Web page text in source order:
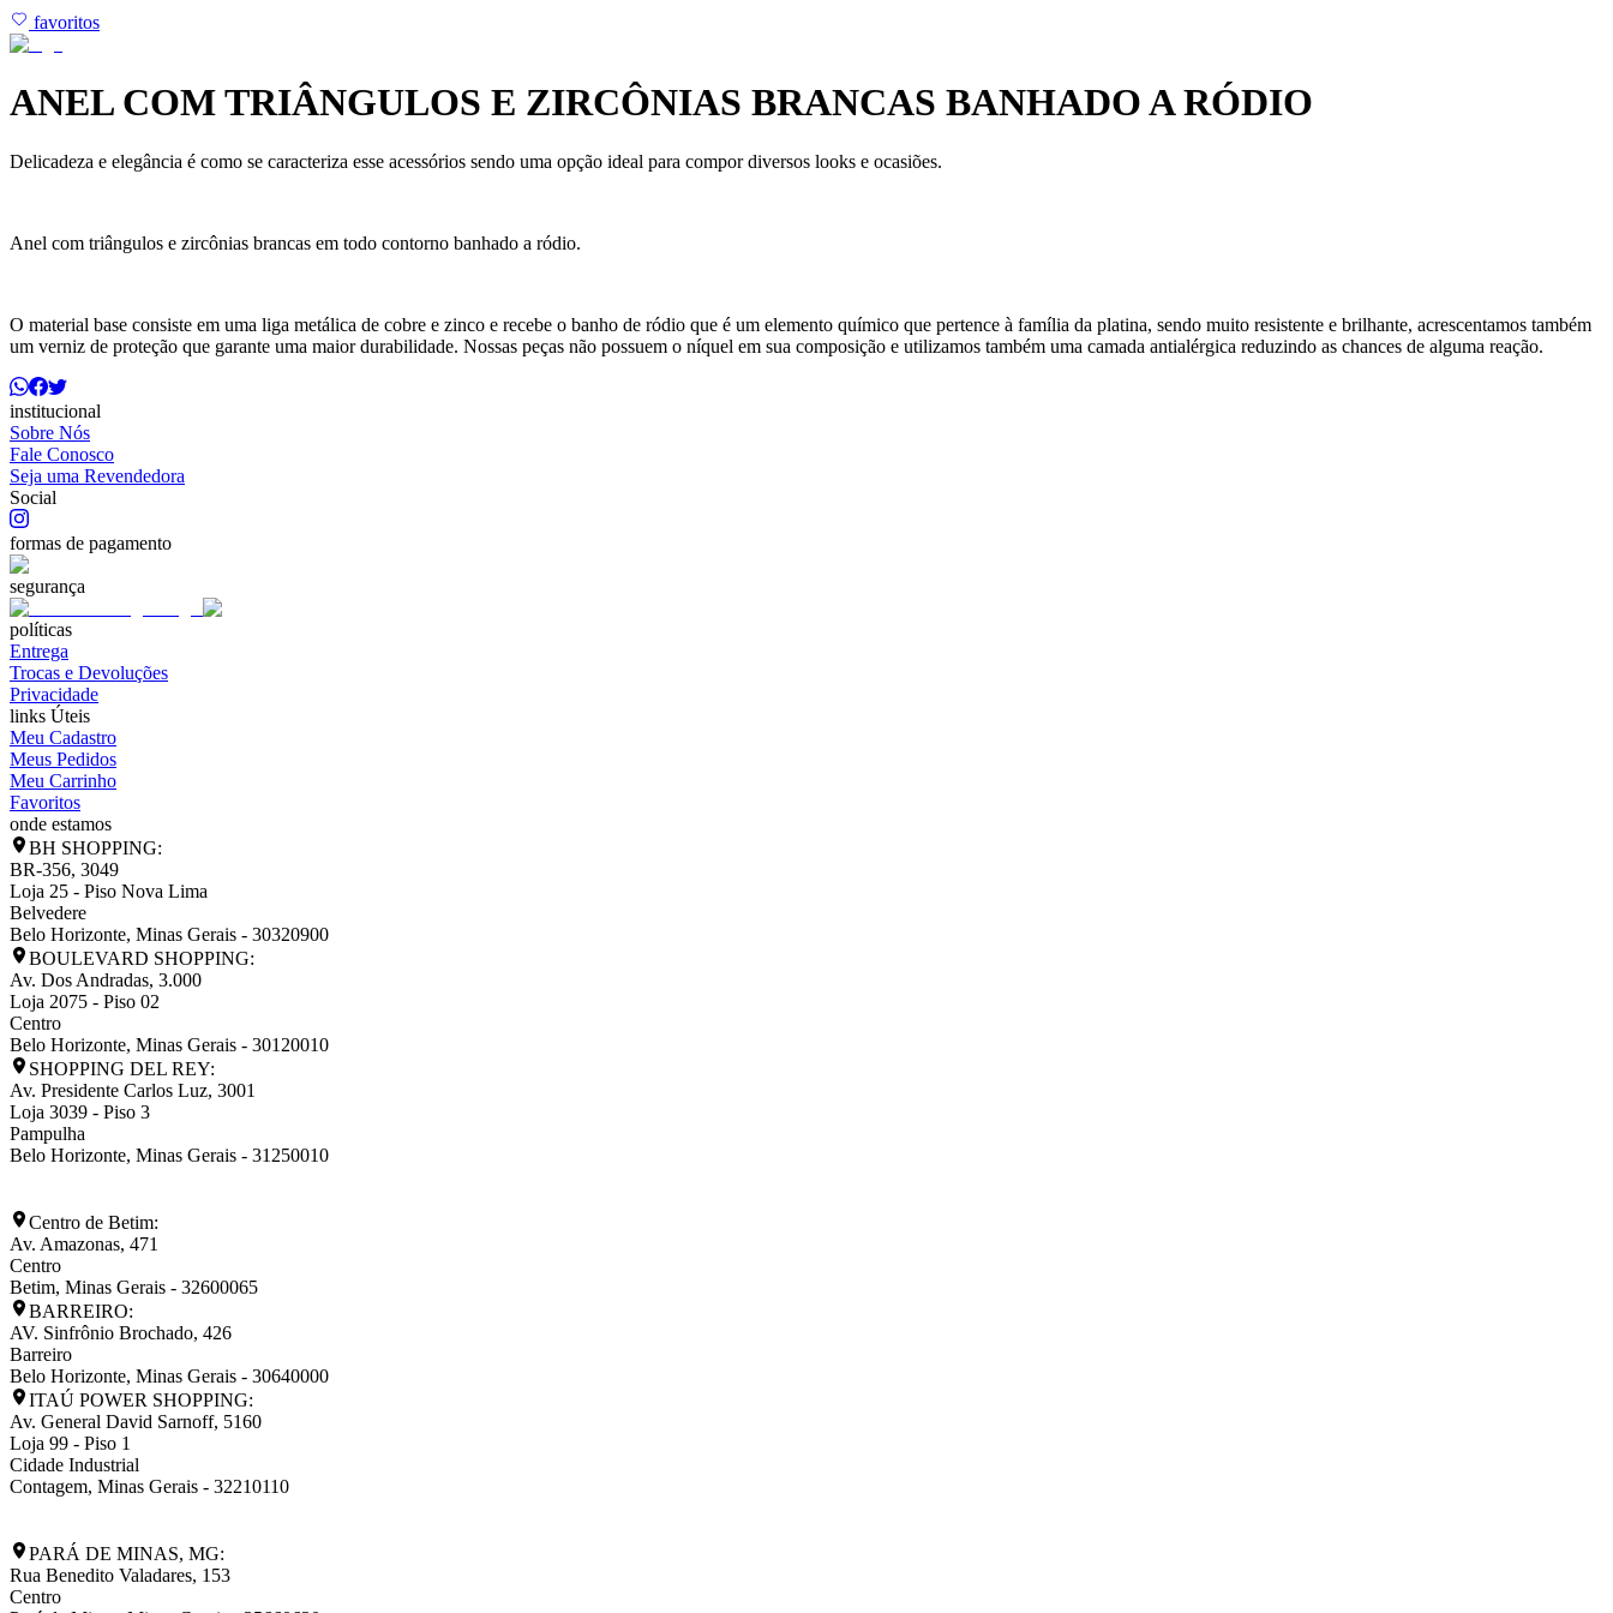
favoritos
ANEL COM TRIÂNGULOS E ZIRCÔNIAS BRANCAS BANHADO A RÓDIO
Delicadeza e elegância é como se caracteriza esse acessórios sendo uma opção ideal para compor diversos looks e ocasiões.
Anel com triângulos e zircônias brancas em todo contorno banhado a ródio.
O material base consiste em uma liga metálica de cobre e zinco e recebe o banho de ródio que é um elemento químico que pertence à família da platina, sendo muito resistente e brilhante, acrescentamos também
um verniz de proteção que garante uma maior durabilidade. Nossas peças não possuem o níquel em sua composição e utilizamos também uma camada antialérgica reduzindo as chances de alguma reação.
institucional
Sobre Nós
Fale Conosco
Seja uma Revendedora
Social
formas de pagamento
segurança
políticas
Entrega
Trocas e Devoluções
Privacidade
links Úteis
Meu Cadastro
Meus Pedidos
Meu Carrinho
Favoritos
onde estamos
BH SHOPPING:
BR-356, 3049
Loja 25 - Piso Nova Lima
Belvedere
Belo Horizonte, Minas Gerais - 30320900
BOULEVARD SHOPPING:
Av. Dos Andradas, 3.000
Loja 2075 - Piso 02
Centro
Belo Horizonte, Minas Gerais - 30120010
SHOPPING DEL REY:
Av. Presidente Carlos Luz, 3001
Loja 3039 - Piso 3
Pampulha
Belo Horizonte, Minas Gerais - 31250010
Centro de Betim:
Av. Amazonas, 471
Centro
Betim, Minas Gerais - 32600065
BARREIRO:
AV. Sinfrônio Brochado, 426
Barreiro
Belo Horizonte, Minas Gerais - 30640000
ITAÚ POWER SHOPPING:
Av. General David Sarnoff, 5160
Loja 99 - Piso 1
Cidade Industrial
Contagem, Minas Gerais - 32210110
PARÁ DE MINAS, MG:
Rua Benedito Valadares, 153
Centro